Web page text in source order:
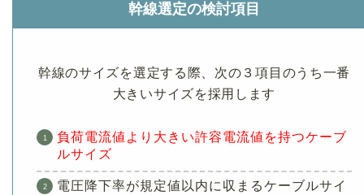
幹線選定の検討項目
幹線のサイズを選定する際、次の３項目のうち一番
大きいサイズを採用します
負荷電流値より大きい許容電流値を持つケーブ
ルサイズ
電圧降下率が規定値以内に収まるケーブルサイ